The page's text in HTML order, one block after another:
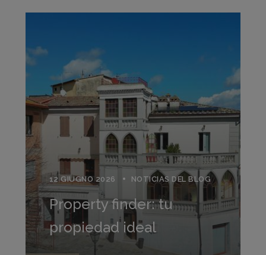
12 GIUGNO 2026 NOTICIAS DEL BLOG
Property finder: tu
propiedad ideal